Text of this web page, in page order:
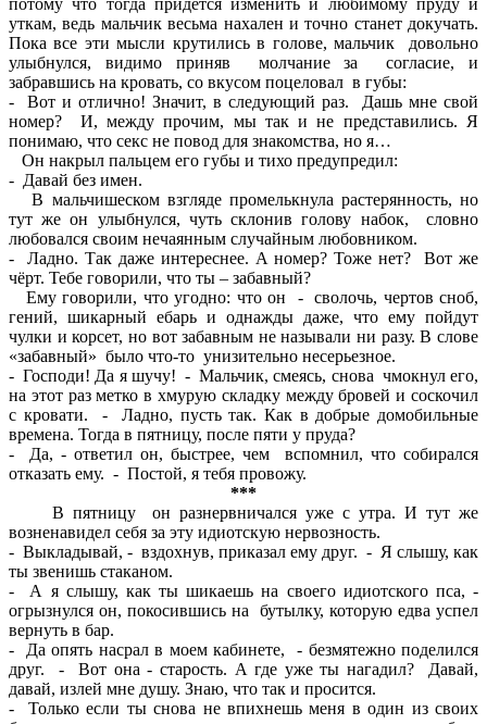
потому что тогда придется изменить и любимому пруду и
уткам, ведь мальчик весьма нахален и точно станет докучать.
Пока все эти мысли крутились в голове, мальчик довольно
улыбнулся, видимо приняв молчание за согласие, и
забравшись на кровать, со вкусом поцеловал в губы:
- Вот и отлично! Значит, в следующий раз. Дашь мне свой
номер? И, между прочим, мы так и не представились. Я
понимаю, что секс не повод для знакомства, но я…
Он накрыл пальцем его губы и тихо предупредил:
- Давай без имен.
В мальчишеском взгляде промелькнула растерянность, но
тут же он улыбнулся, чуть склонив голову набок, словно
любовался своим нечаянным случайным любовником.
- Ладно. Так даже интереснее. А номер? Тоже нет? Вот же
чёрт. Тебе говорили, что ты – забавный?
Ему говорили, что угодно: что он - сволочь, чертов сноб,
гений, шикарный ебарь и однажды даже, что ему пойдут
чулки и корсет, но вот забавным не называли ни разу. В слове
«забавный» было что-то унизительно несерьезное.
- Господи! Да я шучу! - Мальчик, смеясь, снова чмокнул его,
на этот раз метко в хмурую складку между бровей и соскочил
с кровати. - Ладно, пусть так. Как в добрые домобильные
времена. Тогда в пятницу, после пяти у пруда?
- Да, - ответил он, быстрее, чем вспомнил, что собирался
отказать ему. - Постой, я тебя провожу.
***
В пятницу он разнервничался уже с утра. И тут же
возненавидел себя за эту идиотскую нервозность.
- Выкладывай, - вздохнув, приказал ему друг. - Я слышу, как
ты звенишь стаканом.
- А я слышу, как ты шикаешь на своего идиотского пса, -
огрызнулся он, покосившись на бутылку, которую едва успел
вернуть в бар.
- Да опять насрал в моем кабинете, - безмятежно поделился
друг. - Вот она - старость. А где уже ты нагадил? Давай,
давай, излей мне душу. Знаю, что так и просится.
- Только если ты снова не впихнешь меня в один из своих